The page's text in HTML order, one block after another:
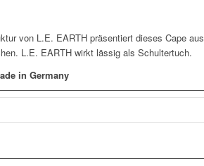
von L.E. EARTH präsentiert dieses Cape aus
L.E. EARTH wirkt lässig als Schultertuch.
in Germany